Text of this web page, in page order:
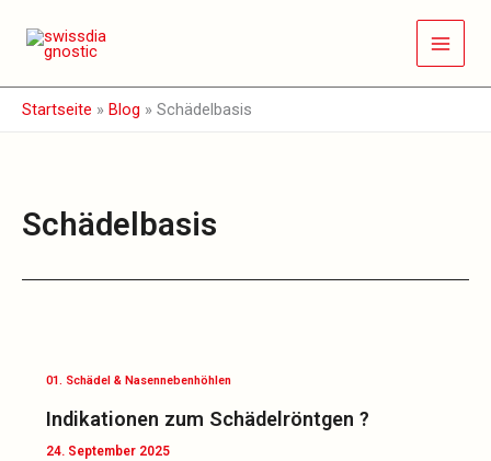
Inhalt
Startseite » Blog » Schädelbasis
Schädelbasis
01. Schädel & Nasennebenhöhlen
Indikationen zum Schädelröntgen ?
24. September 2025
?